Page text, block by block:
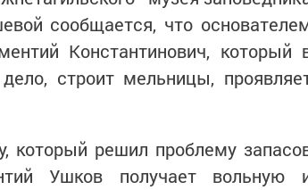
сообщается, что
Константинович, который
строит мельницы,
который решил проблему
Ушков получает вольную